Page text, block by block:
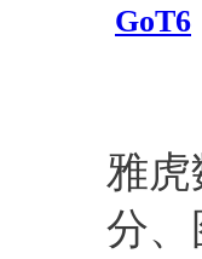
GoT6
雅虎
分、